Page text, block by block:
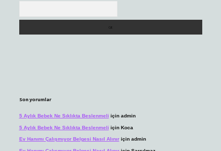
Son yorumlar
5 Aylık Bebek Ne Sıklıkta Beslenmeli için admin
5 Aylık Bebek Ne Sıklıkta Beslenmeli için Koca
Ev Hanımı Çalışmıyor Belgesi Nasıl Alınıriçin admin